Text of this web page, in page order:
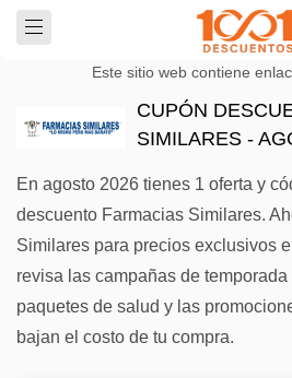
Este sitio web contiene
CUPÓN
SIMILARES -
En agosto 2026 tienes 1 oferta y
descuento Farmacias Similares.
Similares para precios exclusivos
revisa las campañas de
paquetes de salud y las
bajan el costo de tu compra.